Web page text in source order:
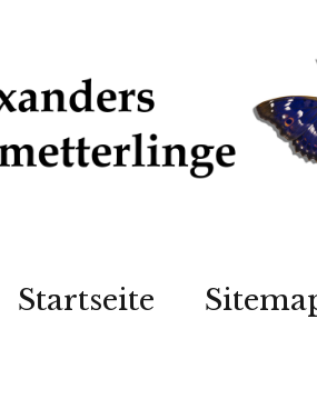
Startseite